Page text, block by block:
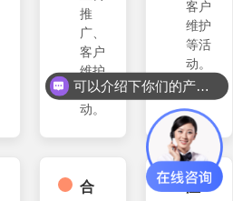
推
广、
客户
维护
等活
动。
客户
维护
等活
动。
合
温
可以介绍下你们的产品么？
你们是怎么收费的呢？